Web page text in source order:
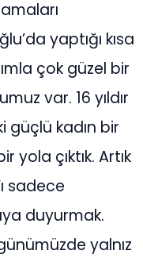
yaptığı kısa
çok güzel bir
var. 16 yıldır
güçlü kadın bir
yola çıktık. Artık
sadece
duyurmak.
yalnız